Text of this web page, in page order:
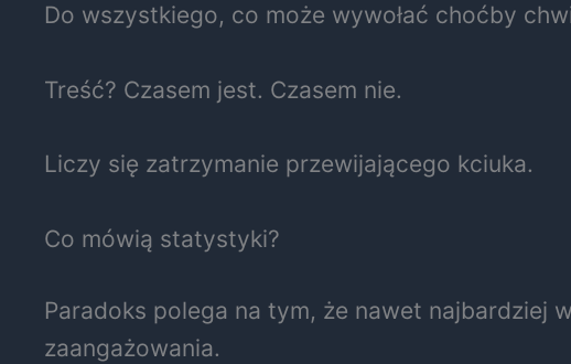
Do wszystkiego, co może wywołać choćby
Treść? Czasem jest. Czasem nie.
Liczy się zatrzymanie przewijającego kciuka.
Co mówią statystyki?
Paradoks polega na tym, że nawet najbardziej
zaangażowania.